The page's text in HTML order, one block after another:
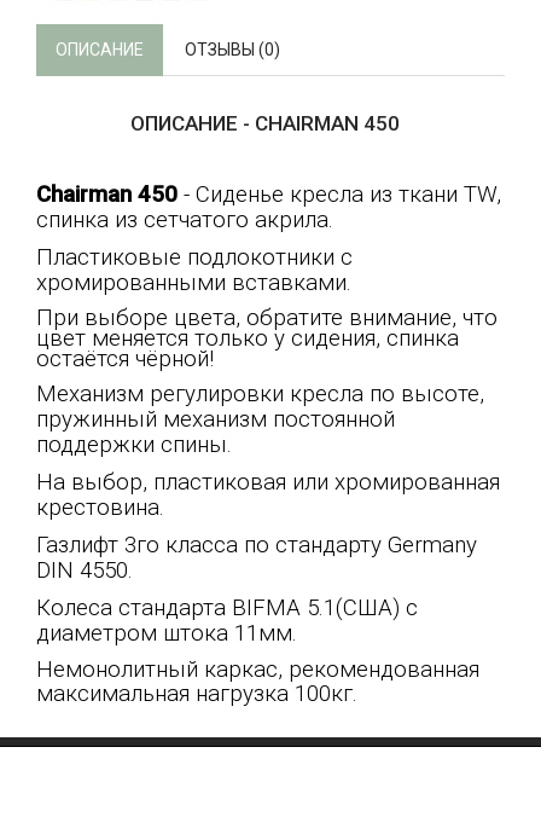
ОПИСАНИЕ ОТЗЫВЫ (0)
ОПИСАНИЕ - CHAIRMAN 450
Chairman 450 - Сиденье кресла из ткани TW,
спинка из сетчатого акрила.
Пластиковые подлокотники с
хромированными вставками.
При выборе цвета, обратите внимание, что
цвет меняется только у сидения, спинка
остаётся чёрной!
Механизм регулировки кресла по высоте,
пружинный механизм постоянной
поддержки спины.
На выбор, пластиковая или хромированная
крестовина.
Газлифт 3го класса по стандарту Germany
DIN 4550.
Колеса стандарта BIFMA 5.1(США) с
диаметром штока 11мм.
Немонолитный каркас, рекомендованная
максимальная нагрузка 100кг.